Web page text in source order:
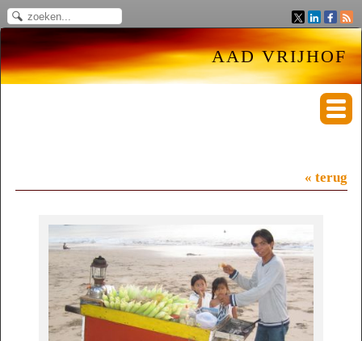
AAD VRIJHOF
« terug